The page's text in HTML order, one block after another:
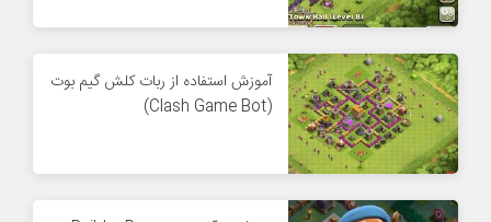
آموزش استفاده از ربات کلش گیم بوت
(Clash Game Bot)